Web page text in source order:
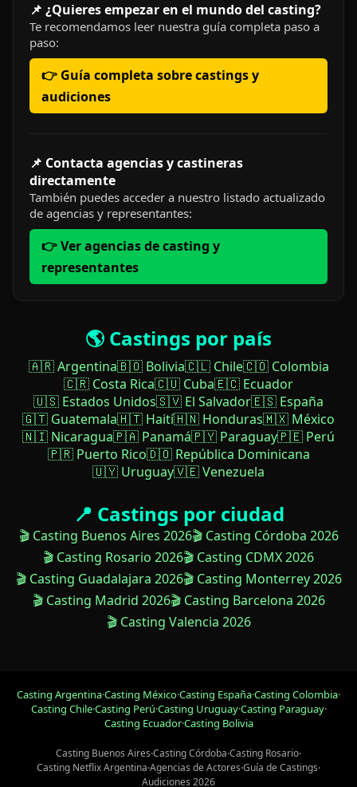
📌 ¿Quieres empezar en el mundo del casting?
Te recomendamos leer nuestra guía completa paso a
paso:
👉 Guía completa sobre castings y
audiciones
📌 Contacta agencias y castineras
directamente
También puedes acceder a nuestro listado actualizado
de agencias y representantes:
👉 Ver agencias de casting y
representantes
🌎 Castings por país
🇦🇷 Argentina🇧🇴 Bolivia🇨🇱 Chile🇨🇴 Colombia
🇨🇷 Costa Rica🇨🇺 Cuba🇪🇨 Ecuador
🇺🇸 Estados Unidos🇸🇻 El Salvador🇪🇸 España
🇬🇹 Guatemala🇭🇹 Haití🇭🇳 Honduras🇲🇽 México
🇳🇮 Nicaragua🇵🇦 Panamá🇵🇾 Paraguay🇵🇪 Perú
🇵🇷 Puerto Rico🇩🇴 República Dominicana
🇺🇾 Uruguay🇻🇪 Venezuela
📍 Castings por ciudad
🎬 Casting Buenos Aires 2026🎬 Casting Córdoba 2026
🎬 Casting Rosario 2026🎬 Casting CDMX 2026
🎬 Casting Guadalajara 2026🎬 Casting Monterrey 2026
🎬 Casting Madrid 2026🎬 Casting Barcelona 2026
🎬 Casting Valencia 2026
Casting Argentina·Casting México·Casting España·Casting Colombia·
Casting Chile·Casting Perú·Casting Uruguay·Casting Paraguay·
Casting Ecuador·Casting Bolivia
Casting Buenos Aires·Casting Córdoba·Casting Rosario·
Casting Netflix Argentina·Agencias de Actores·Guía de Castings·
Audiciones 2026